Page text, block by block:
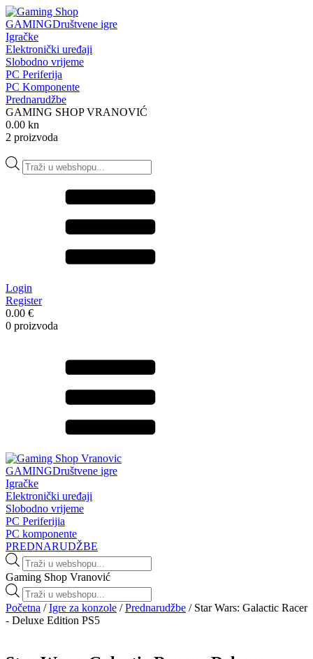
GAMINGDruštvene igre
Igračke
Elektronički uređaji
Slobodno vrijeme
PC Periferija
PC Komponente
Prednarudžbe
GAMING SHOP VRANOVIĆ
0.00 kn
2 proizvoda
Products
search
Login
Register
0.00 €
0 proizvoda
GAMINGDruštvene igre
Igračke
Elektronički uređaji
Slobodno vrijeme
PC Periferijia
PC komponente
PREDNARUDŽBE
Products
search
Gaming Shop Vranović
Products
search
Početna /Igre za konzole /Prednarudžbe / Star Wars: Galactic Racer
- Deluxe Edition PS5